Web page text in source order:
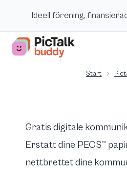
Ideell förening,
Start
Gratis digitale
Erstatt dine PECS™
nettbrettet dine